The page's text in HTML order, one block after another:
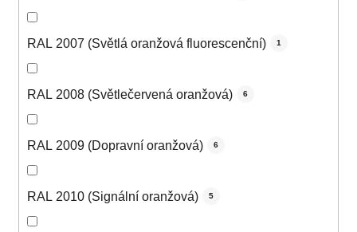
RAL 2007 (Světlá oranžová fluorescenční) 1
RAL 2008 (Světlečervená oranžová) 6
RAL 2009 (Dopravní oranžová) 6
RAL 2010 (Signální oranžová) 5